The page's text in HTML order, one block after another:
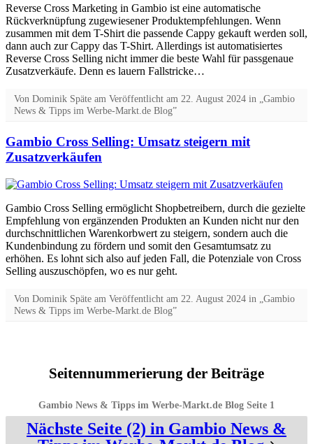
Reverse Cross Marketing in Gambio ist eine automatische
Rückverknüpfung zugewiesener Produktempfehlungen. Wenn
zusammen mit dem T-Shirt die passende Cappy gekauft werden soll,
dann auch zur Cappy das T-Shirt. Allerdings ist automatisiertes
Reverse Cross Selling nicht immer die beste Wahl für passgenaue
Zusatzverkäufe. Denn es lauern Fallstricke…
Von Dominik Späteam Veröffentlicht am 22. August 2024in „Gambio
News & Tipps im Werbe-Markt.de Blog”
Gambio Cross Selling: Umsatz steigern mit
Zusatzverkäufen
Gambio Cross Selling ermöglicht Shopbetreibern, durch die gezielte
Empfehlung von ergänzenden Produkten an Kunden nicht nur den
durchschnittlichen Warenkorbwert zu steigern, sondern auch die
Kundenbindung zu fördern und somit den Gesamtumsatz zu
erhöhen. Es lohnt sich also auf jeden Fall, die Potenziale von Cross
Selling auszuschöpfen, wo es nur geht.
Von Dominik Späteam Veröffentlicht am 22. August 2024in „Gambio
News & Tipps im Werbe-Markt.de Blog”
Seitennummerierung der Beiträge
Gambio News & Tipps im Werbe-Markt.de Blog Seite 1
Nächste Seite (2) in Gambio News &